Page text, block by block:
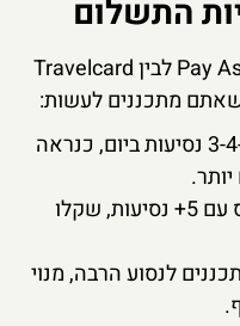
לפני שאתם בוחרים בין Pay As You Go לבין Travelcard
מתכננים לעשות:
אם אתם מתכננים פחות מ-3-4 נסיעות ביום, כנראה
אם אתם מתכננים יום עמוס עם 5+ נסיעות, שקלו
לנסוע הרבה, מנוי